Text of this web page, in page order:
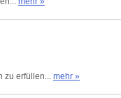
zu erfüllen... mehr »